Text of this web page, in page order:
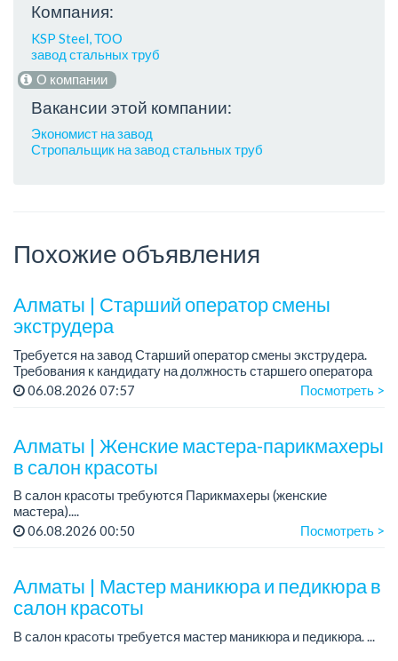
Компания:
KSP Steel, ТОО
завод стальных труб
О компании
Вакансии этой компании:
Экономист на завод
Стропальщик на завод стальных труб
Похожие объявления
Алматы | Старший оператор смены
экструдера
Требуется на завод Старший оператор смены экструдера.
Требования к кандидату на должность старшего оператора
экструдера:
06.08.2026 07:57 Посмотреть >
Алматы | Женские мастера-парикмахеры
в салон красоты
В салон красоты требуются Парикмахеры (женские
мастера)....
06.08.2026 00:50
Посмотреть >
Алматы | Мастер маникюра и педикюра в
салон красоты
В салон красоты требуется мастер маникюра и педикюра. ...